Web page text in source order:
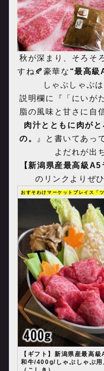
秋が深まり、そろそ
すね🍂豪華な “最高級
しゃぶしゃぶ
説明欄に『「にいが
脂の風味と甘さに自
肉汁とともに肉が
の。
』と書いてあっ
よだれが出
【新潟県産最高級 A5
のリンクよりぜ
おすそわけマーケットプレイス「
【ギフト】新潟県産最高
和牛/400g/しゃぶしゃぶ